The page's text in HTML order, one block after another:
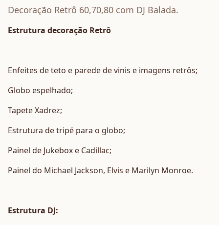
Decoração Retrô 60,70,80 com DJ Balada.
Estrutura decoração Retrô
Enfeites de teto e parede de vinis e imagens retrôs;
Globo espelhado;
Tapete Xadrez;
Estrutura de tripé para o globo;
Painel de Jukebox e Cadillac;
Painel do Michael Jackson, Elvis e Marilyn Monroe.
Estrutura DJ: